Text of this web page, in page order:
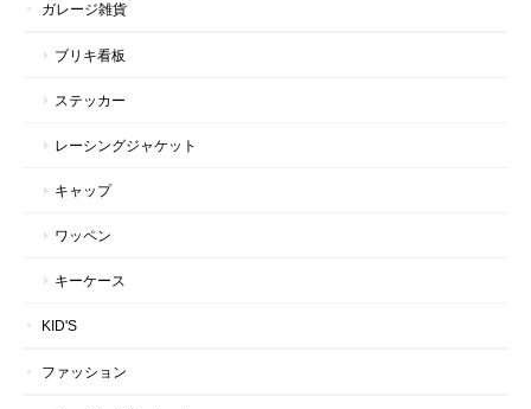
ガレージ雑貨
ブリキ看板
ステッカー
レーシングジャケット
キャップ
ワッペン
キーケース
KID'S
ファッション